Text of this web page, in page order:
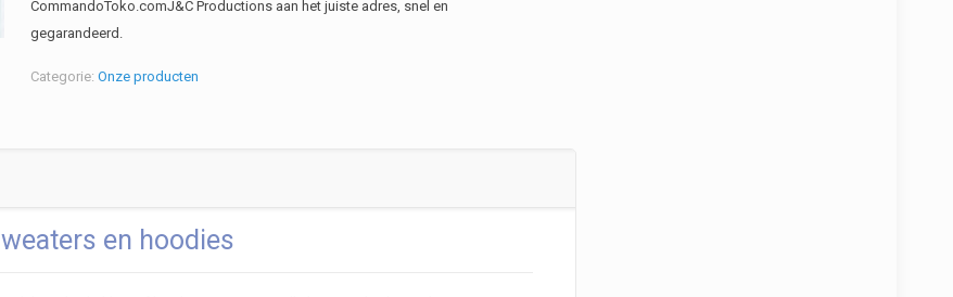
CommandoToko.comJ&C Productions aan het juiste adres, snel en
gegarandeerd.
Categorie:Onze producten
en hoodies